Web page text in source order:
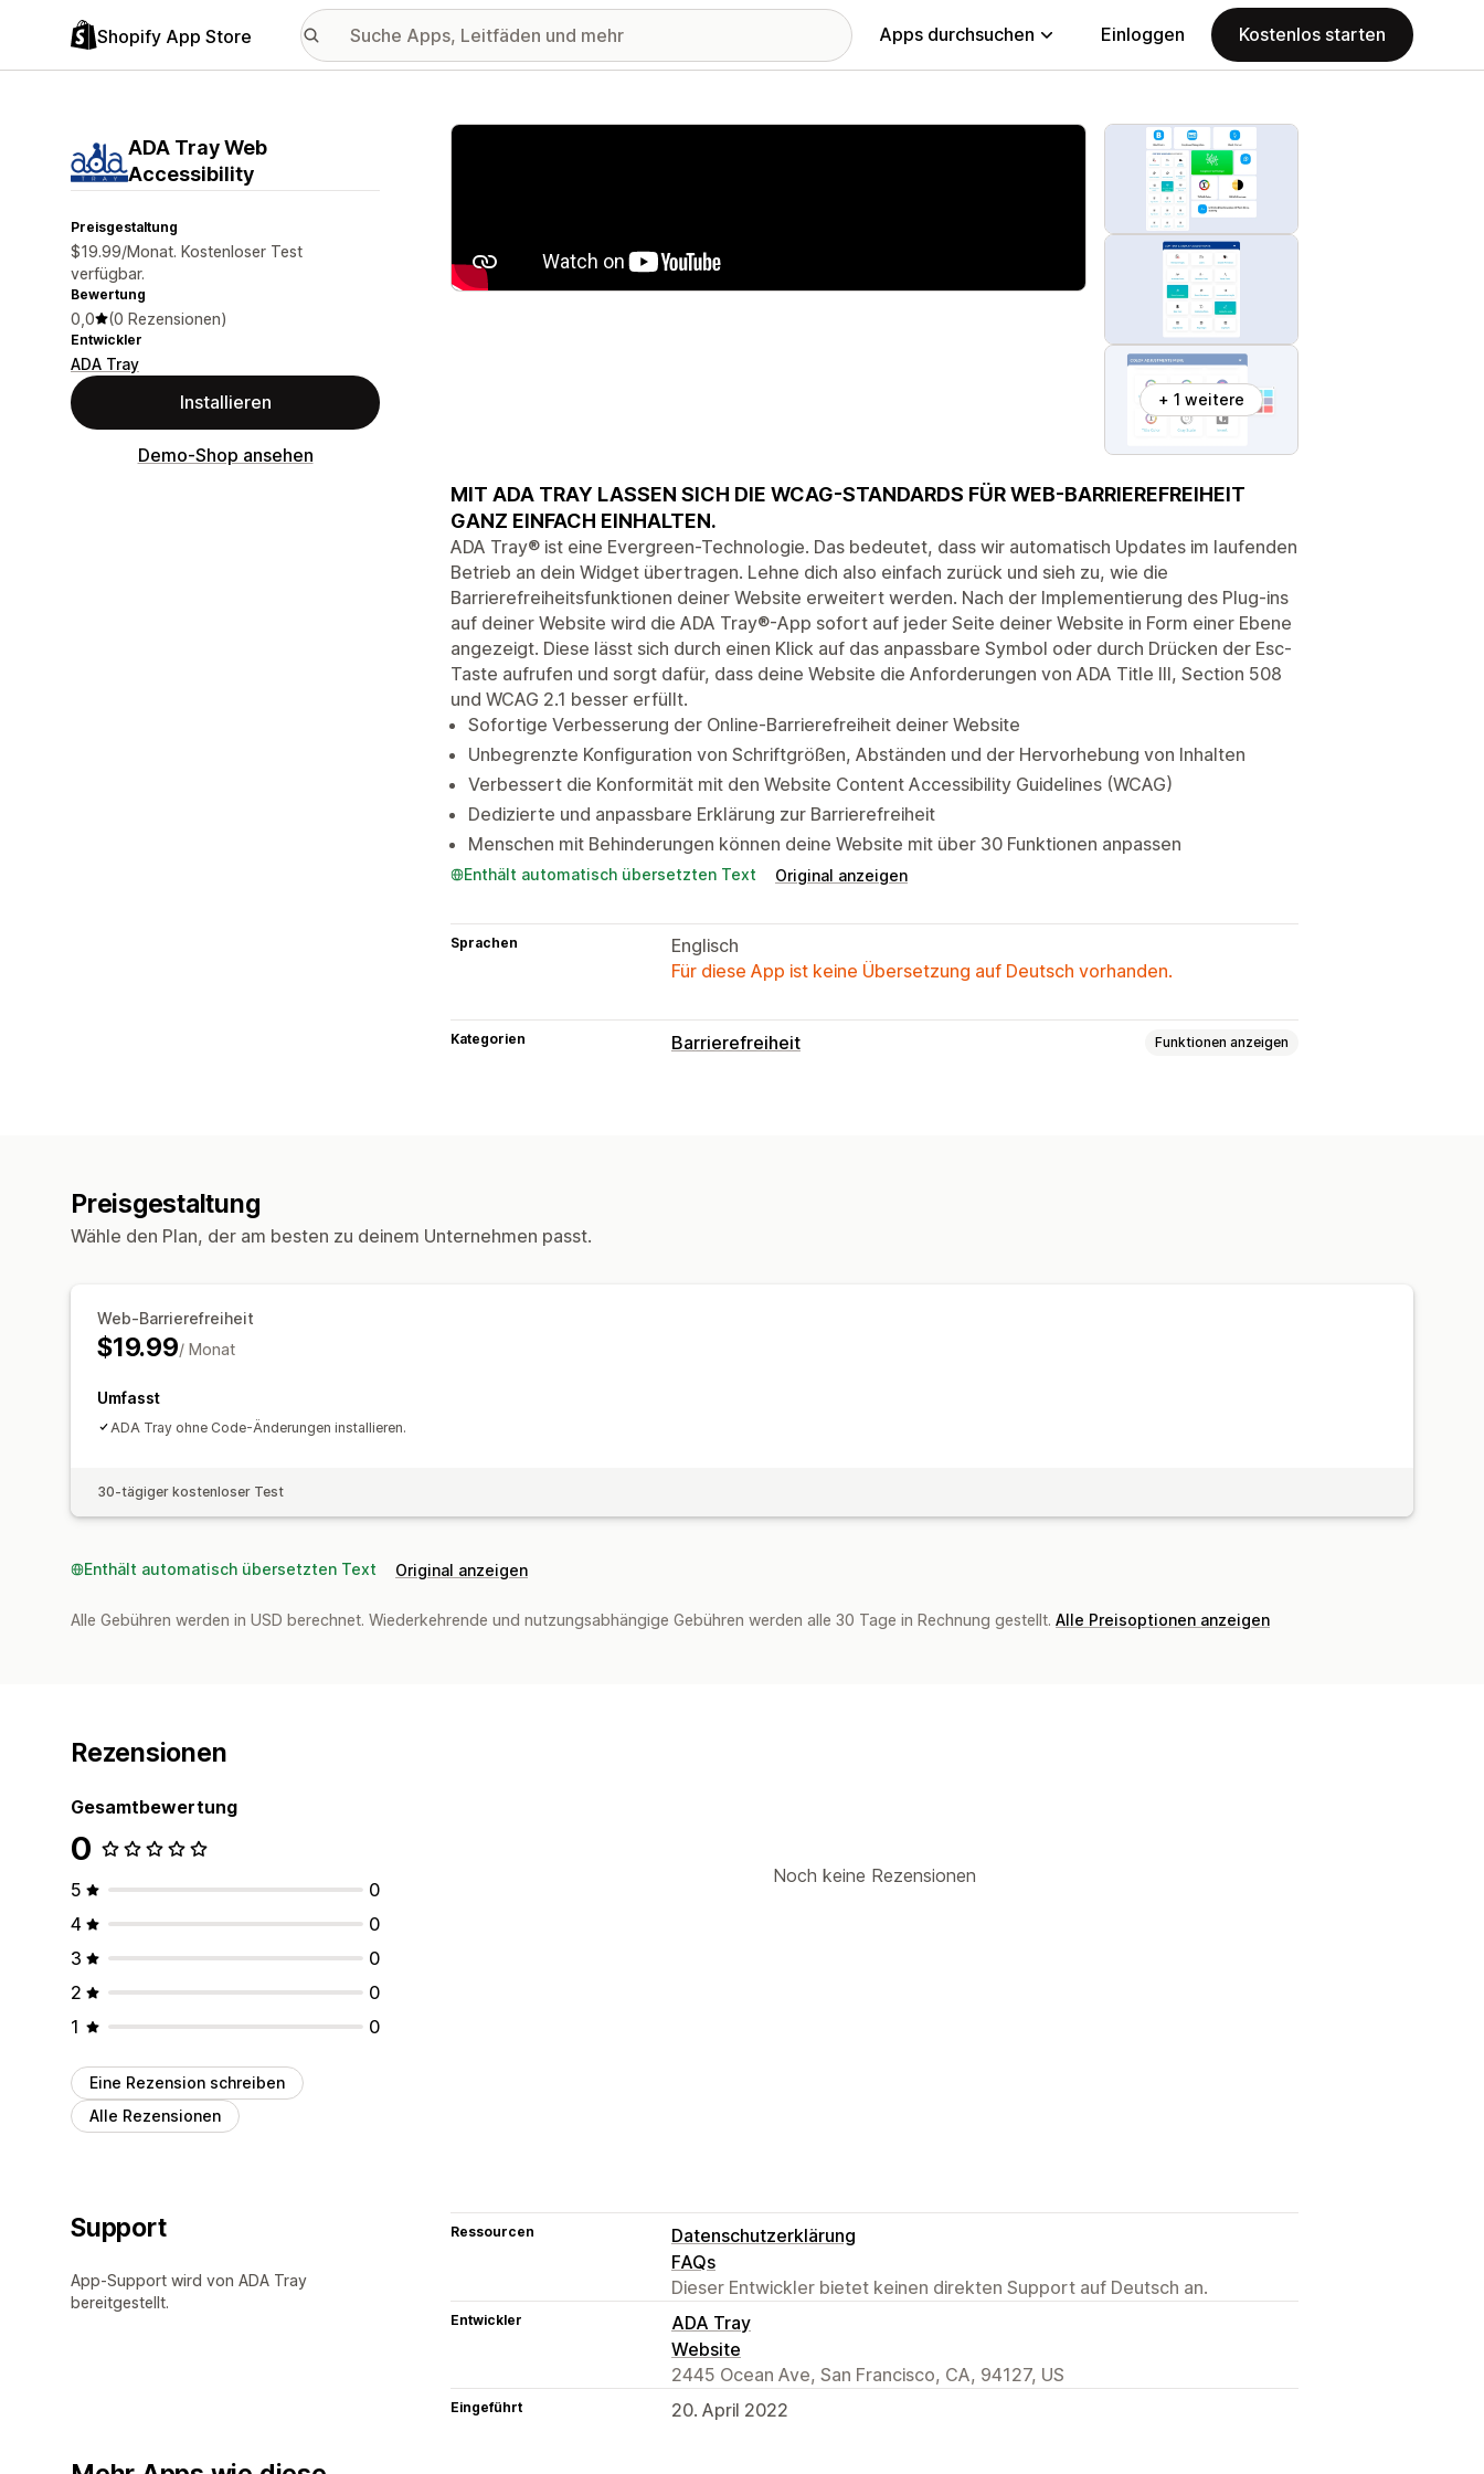
Shopify App Store Apps durchsuchen Einloggen Kostenlos starten
ADA Tray Web
Accessibility
Preisgestaltung
$19.99/Monat. Kostenloser Test
verfügbar.
Bewertung
0,0 (0 Rezensionen)
Entwickler
ADA Tray
Installieren
Demo-Shop ansehen
Vorgestellte Bildergalerie
+ 1 weitere
MIT ADA TRAY LASSEN SICH DIE WCAG-STANDARDS FÜR WEB-BARRIEREFREIHEIT
GANZ EINFACH EINHALTEN.
ADA Tray® ist eine Evergreen-Technologie. Das bedeutet, dass wir automatisch Updates im laufenden
Betrieb an dein Widget übertragen. Lehne dich also einfach zurück und sieh zu, wie die
Barrierefreiheitsfunktionen deiner Website erweitert werden. Nach der Implementierung des Plug-ins
auf deiner Website wird die ADA Tray®-App sofort auf jeder Seite deiner Website in Form einer Ebene
angezeigt. Diese lässt sich durch einen Klick auf das anpassbare Symbol oder durch Drücken der Esc-
Taste aufrufen und sorgt dafür, dass deine Website die Anforderungen von ADA Title III, Section 508
und WCAG 2.1 besser erfüllt.
Sofortige Verbesserung der Online-Barrierefreiheit deiner Website
Unbegrenzte Konfiguration von Schriftgrößen, Abständen und der Hervorhebung von Inhalten
Verbessert die Konformität mit den Website Content Accessibility Guidelines (WCAG)
Dedizierte und anpassbare Erklärung zur Barrierefreiheit
Menschen mit Behinderungen können deine Website mit über 30 Funktionen anpassen
Enthält automatisch übersetzten Text Original anzeigen
Sprachen
Englisch
Für diese App ist keine Übersetzung auf Deutsch vorhanden.
Kategorien Barrierefreiheit Funktionen anzeigen
Preisgestaltung
Wähle den Plan, der am besten zu deinem Unternehmen passt.
Web-Barrierefreiheit
$19.99/ Monat
Umfasst
ADA Tray ohne Code-Änderungen installieren.
30-tägiger kostenloser Test
Enthält automatisch übersetzten Text Original anzeigen
Alle Gebühren werden in USD berechnet. Wiederkehrende und nutzungsabhängige Gebühren werden alle 30 Tage in Rechnung gestellt. Alle Preisoptionen anzeigen
Rezensionen
Gesamtbewertung
0
5
0
4
0
3
0
2
0
1
0
Eine Rezension schreiben
Alle Rezensionen
Noch keine Rezensionen
Support
App-Support wird von ADA Tray
bereitgestellt.
Ressourcen
Datenschutzerklärung
FAQs
Dieser Entwickler bietet keinen direkten Support auf Deutsch an.
Entwickler
ADA Tray
Website
2445 Ocean Ave, San Francisco, CA, 94127, US
Eingeführt 20. April 2022